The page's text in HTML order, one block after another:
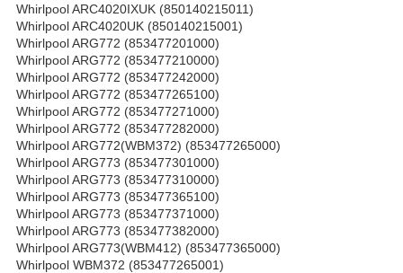
Whirlpool ARC4020IXUK (850140215011)
Whirlpool ARC4020UK (850140215001)
Whirlpool ARG772 (853477201000)
Whirlpool ARG772 (853477210000)
Whirlpool ARG772 (853477242000)
Whirlpool ARG772 (853477265100)
Whirlpool ARG772 (853477271000)
Whirlpool ARG772 (853477282000)
Whirlpool ARG772(WBM372) (853477265000)
Whirlpool ARG773 (853477301000)
Whirlpool ARG773 (853477310000)
Whirlpool ARG773 (853477365100)
Whirlpool ARG773 (853477371000)
Whirlpool ARG773 (853477382000)
Whirlpool ARG773(WBM412) (853477365000)
Whirlpool WBM372 (853477265001)